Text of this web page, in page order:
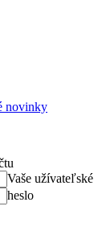
novinky
Vaše
heslo